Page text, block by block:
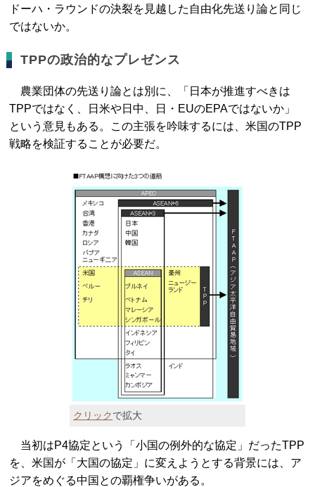
ドーハ・ラウンドの決裂を見越した自由化先送り論と同じ
ではないか。
TPPの政治的なプレゼンス
農業団体の先送り論とは別に、「日本が推進すべきは
TPPではなく、日米や日中、日・EUのEPAではないか」
という意見もある。この主張を吟味するには、米国のTPP
戦略を検証することが必要だ。
クリックで拡大
当初はP4協定という「小国の例外的な協定」だったTPP
を、米国が「大国の協定」に変えようとする背景には、ア
ジアをめぐる中国との覇権争いがある。